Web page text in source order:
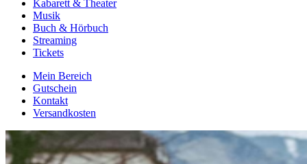
Kabarett & Theater
Musik
Buch & Hörbuch
Streaming
Tickets
Mein Bereich
Gutschein
Kontakt
Versandkosten